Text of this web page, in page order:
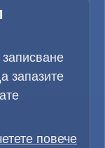
запазите
повече